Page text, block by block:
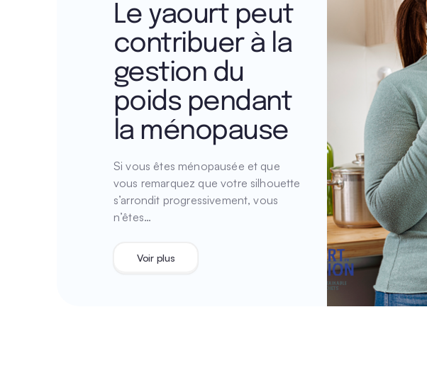
Le yaourt peut
contribuer à la
gestion du
poids pendant
la ménopause
Si vous êtes ménopausée et que
vous remarquez que votre silhouette
s’arrondit progressivement, vous
n’êtes…
Voir plus